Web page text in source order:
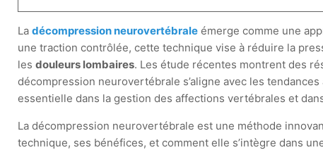
Ladécompression neurovertébrale émerge comme une
une traction contrôlée, cette technique vise à réduire la
lesdouleurs lombaires. Les étude récentes montrent des
décompression neurovertébrale s’aligne avec les
essentielle dans la gestion des affections vertébrales et
La décompression neurovertébrale est une méthode
technique, ses bénéfices, et comment elle s’intègre dans